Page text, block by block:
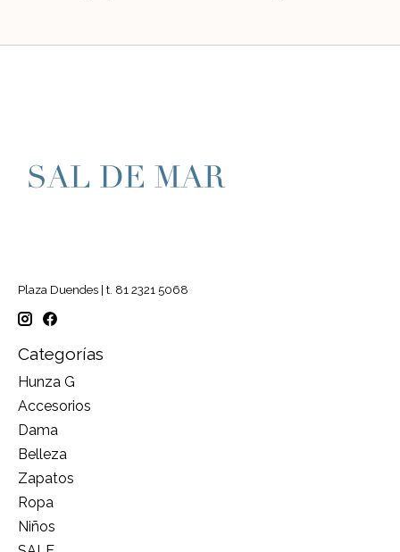
Plaza Duendes | t. 81 2321 5068
Categorías
Hunza G
Accesorios
Dama
Belleza
Zapatos
Ropa
Niños